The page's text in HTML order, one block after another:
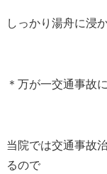
しっかり湯舟に浸
＊万が一交通事故
当院では交通事故
るので